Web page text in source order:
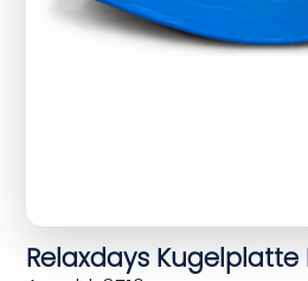
Relaxdays Kugelplatte